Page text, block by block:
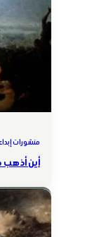
منشورات
أين أذهب